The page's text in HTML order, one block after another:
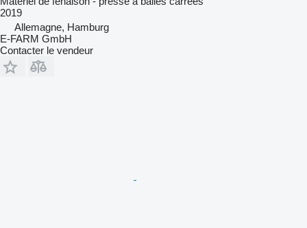
2019
Allemagne, Hamburg
E-FARM GmbH
Contacter le vendeur